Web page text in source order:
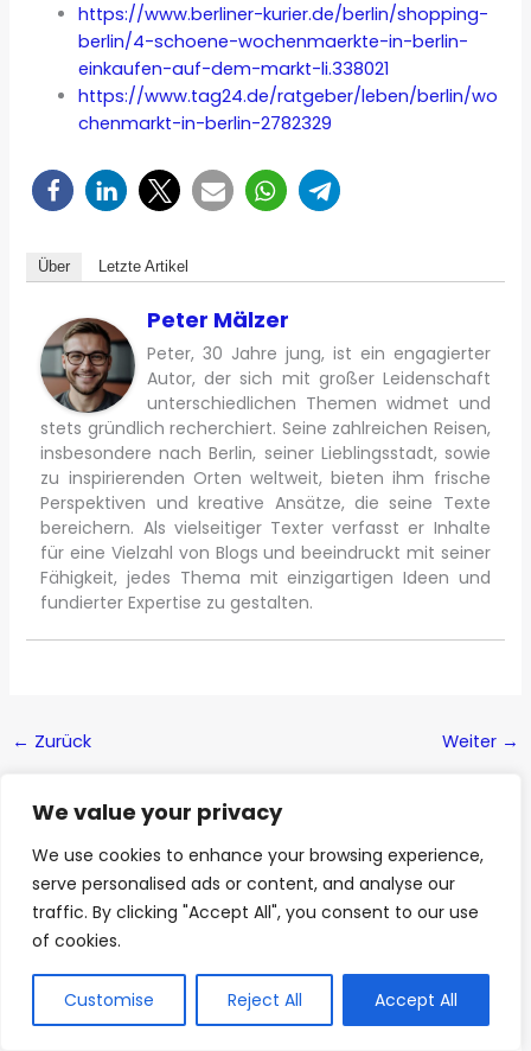
We value your privacy
We use cookies to enhance your browsing experience,
serve personalised ads or content, and analyse our
traffic. By clicking "Accept All", you consent to our use
of cookies.
Customise Reject All Accept All
https://www.berliner-kurier.de/berlin/shopping-
berlin/4-schoene-wochenmaerkte-in-berlin-
einkaufen-auf-dem-markt-li.338021
https://www.tag24.de/ratgeber/leben/berlin/wo
chenmarkt-in-berlin-2782329
Über Letzte Artikel
Peter Mälzer
Peter, 30 Jahre jung, ist ein engagierter
Autor, der sich mit großer Leidenschaft
unterschiedlichen Themen widmet und
stets gründlich recherchiert. Seine zahlreichen Reisen,
insbesondere nach Berlin, seiner Lieblingsstadt, sowie
zu inspirierenden Orten weltweit, bieten ihm frische
Perspektiven und kreative Ansätze, die seine Texte
bereichern. Als vielseitiger Texter verfasst er Inhalte
für eine Vielzahl von Blogs und beeindruckt mit seiner
Fähigkeit, jedes Thema mit einzigartigen Ideen und
fundierter Expertise zu gestalten.
← Zurück Weiter →
Ähnliche Artikel
AIund Bilder sind mithilfe
künstlicher Intelligenz erzeugt